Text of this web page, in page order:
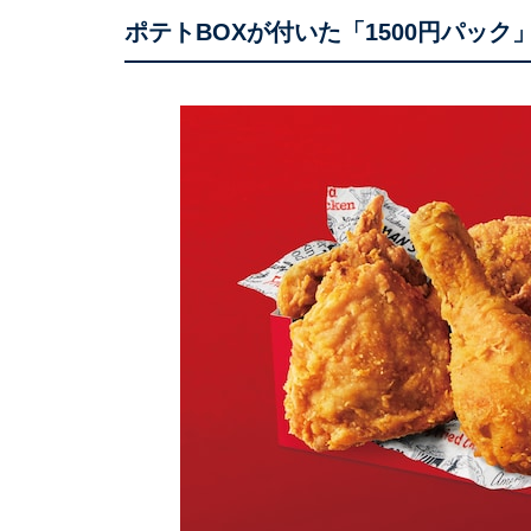
ポテトBOXが付いた「1500円パック